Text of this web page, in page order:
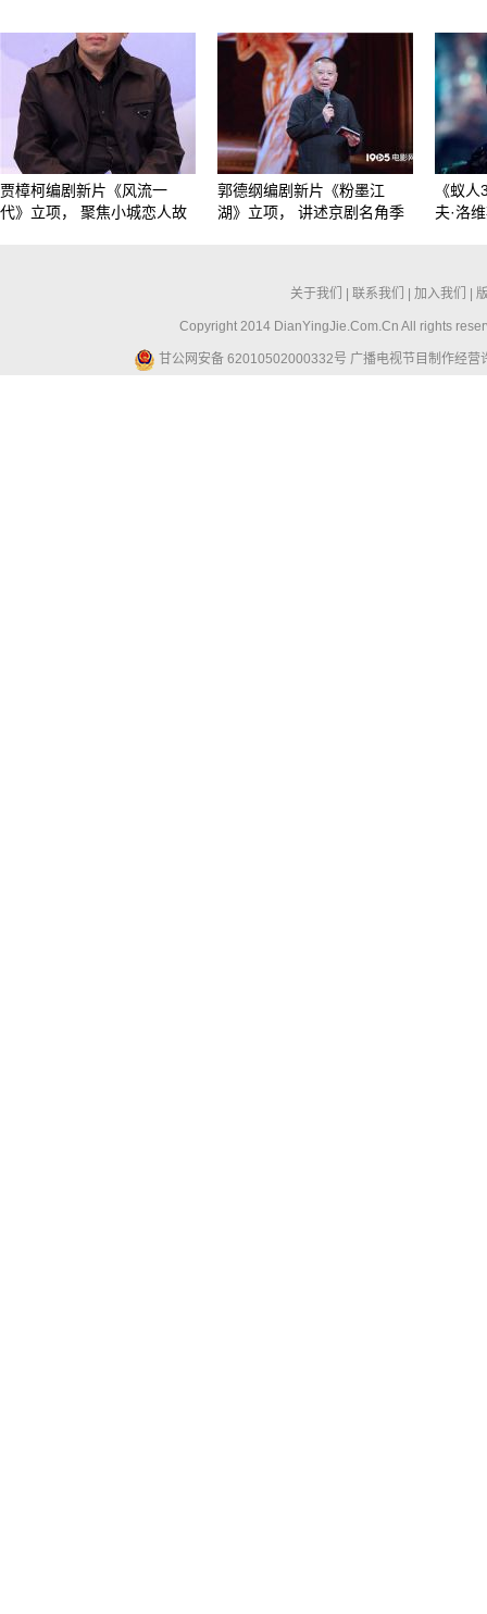
贾樟柯编剧新片《风流一
代》立项， 聚焦小城恋人故
郭德纲编剧新片《粉墨江
湖》立项， 讲述京剧名角季
《蚁
夫·洛
关于我们 联系我们 加入我们
Copyright 2014 DianYingJie.Com.Cn All rights
甘公网安备 62010502000332号 广播电视节目制作经